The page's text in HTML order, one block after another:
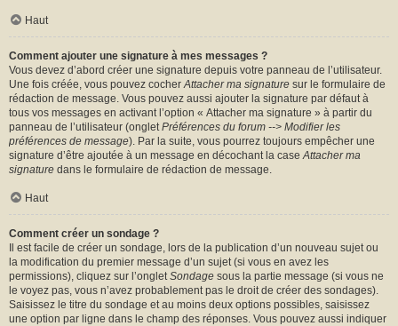
Haut
Comment ajouter une signature à mes messages ?
Vous devez d’abord créer une signature depuis votre panneau de l’utilisateur.
Une fois créée, vous pouvez cocherAttacher ma signature sur le formulaire de
rédaction de message. Vous pouvez aussi ajouter la signature par défaut à
tous vos messages en activant l’option « Attacher ma signature » à partir du
panneau de l’utilisateur (ongletPréférences du forum --> Modifier les
préférences de message). Par la suite, vous pourrez toujours empêcher une
signature d’être ajoutée à un message en décochant la caseAttacher ma
signature dans le formulaire de rédaction de message.
Haut
Comment créer un sondage ?
Il est facile de créer un sondage, lors de la publication d’un nouveau sujet ou
la modification du premier message d’un sujet (si vous en avez les
permissions), cliquez sur l’ongletSondage sous la partie message (si vous ne
le voyez pas, vous n’avez probablement pas le droit de créer des sondages).
Saisissez le titre du sondage et au moins deux options possibles, saisissez
une option par ligne dans le champ des réponses. Vous pouvez aussi indiquer